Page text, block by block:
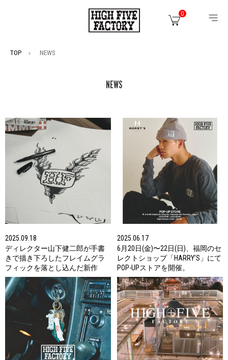
0
TOP NEWS
NEWS
2025.09.18
ディレクター山下健二郎が手書
きで描き下ろしたフレイムグラ
フィックを落とし込んだ新作
2025.06.17
6月20日(金)〜22日(日)、福岡のセ
レクトショップ「HARRY’S」にて
POP-UPストアを開催。